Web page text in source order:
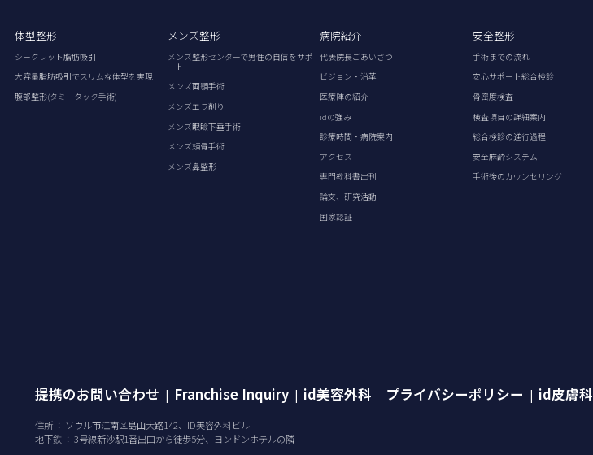
体型整形
シークレット脂肪吸引
大容量脂肪吸引でスリムな体型を実現
腹部整形(タミータック手術)
メンズ整形
メンズ整形センターで男性の自信をサポ
ート
メンズ両顎手術
メンズエラ削り
メンズ眼瞼下垂手術
メンズ頬骨手術
メンズ鼻整形
病院紹介
代表院長ごあいさつ
ビジョン・沿革
医療陣の紹介
idの強み
診療時間・病院案内
アクセス
専門教科書出刊
論文、研究活動
国家認証
安全整形
手術までの流れ
安心サポート総合検診
骨密度検査
検査項目の詳細案内
総合検診の進行過程
安全麻酔システム
手術後のカウンセリング
提携のお問い合わせ | Franchise Inquiry | id美容外科 プライバシーポリシー | id皮膚科
住所 ： ソウル市江南区島山大路142、ID美容外科ビル
地下鉄 ： 3号線新沙駅1番出口から徒歩5分、ヨンドンホテルの隣